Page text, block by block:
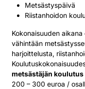
Metsästyspäivä
Riistanhoidon
Kokonaisuuden
vähintään
harjoittelusta,
metsästäjän koulutus
200 – 300 euroa /